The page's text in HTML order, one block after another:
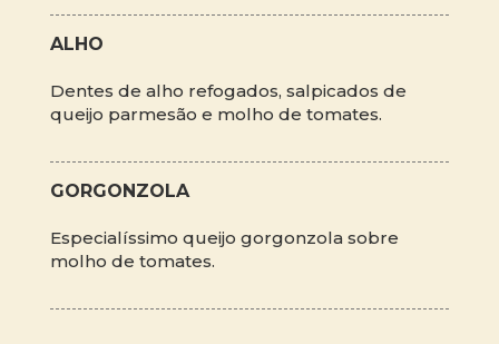
ALHO
Dentes de alho refogados, salpicados de
queijo parmesão e molho de tomates.
GORGONZOLA
Especialíssimo queijo gorgonzola sobre
molho de tomates.